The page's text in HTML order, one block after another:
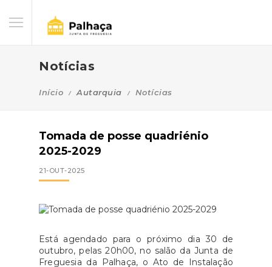
Notícias
Início Autarquia Notícias
Tomada de posse quadriénio
2025-2029
21-OUT-2025
Está agendado para o próximo dia 30 de
outubro, pelas 20h00, no salão da Junta de
Freguesia da Palhaça, o Ato de Instalação